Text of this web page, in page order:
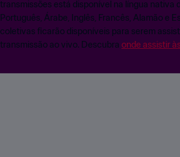
transmissões está disponível na língua nativa
Português, Árabe, Inglês, Francês, Alamão e
coletivas ficarão disponíveis para serem
transmissão ao vivo. Descubra onde assistir